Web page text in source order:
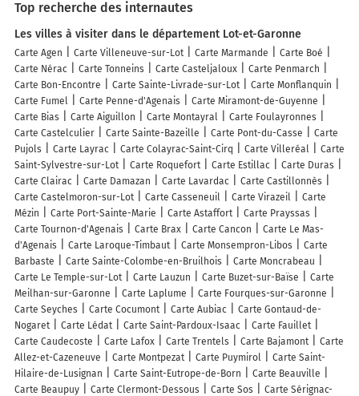
Top recherche des internautes
Les villes à visiter dans le département Lot-et-Garonne
Carte Agen Carte Villeneuve-sur-Lot Carte Marmande
Carte Boé
Carte Nérac
Carte Tonneins Carte Casteljaloux
Carte Penmarch
Carte Bon-Encontre
Carte Sainte-Livrade-sur-Lot
Carte Monflanquin
Carte Fumel
Carte Penne-d'Agenais
Carte Miramont-de-Guyenne
Carte Bias
Carte Aiguillon Carte Montayral
Carte Foulayronnes
Carte Castelculier
Carte Sainte-Bazeille Carte Pont-du-Casse
Carte
Pujols
Carte Layrac Carte Colayrac-Saint-Cirq Carte Villeréal
Carte
Saint-Sylvestre-sur-Lot
Carte Roquefort Carte Estillac
Carte Duras
Carte Clairac
Carte Damazan Carte Lavardac
Carte Castillonnès
Carte Castelmoron-sur-Lot
Carte Casseneuil Carte Virazeil
Carte
Mézin
Carte Port-Sainte-Marie Carte Astaffort
Carte Prayssas
Carte Tournon-d'Agenais
Carte Brax Carte Cancon
Carte Le Mas-
d'Agenais
Carte Laroque-Timbaut Carte Monsempron-Libos
Carte
Barbaste
Carte Sainte-Colombe-en-Bruilhois
Carte Moncrabeau
Carte Le Temple-sur-Lot
Carte Lauzun Carte Buzet-sur-Baïse
Carte
Meilhan-sur-Garonne
Carte Laplume
Carte Fourques-sur-Garonne
Carte Seyches
Carte Cocumont Carte Aubiac
Carte Gontaud-de-
Nogaret
Carte Lédat Carte Saint-Pardoux-Isaac
Carte Fauillet
Carte Caudecoste
Carte Lafox Carte Trentels Carte Bajamont
Carte
Allez-et-Cazeneuve
Carte Montpezat Carte Puymirol
Carte Saint-
Hilaire-de-Lusignan
Carte Saint-Eutrope-de-Born
Carte Beauville
Carte Beaupuy
Carte Clermont-Dessous Carte Sos
Carte Sérignac-